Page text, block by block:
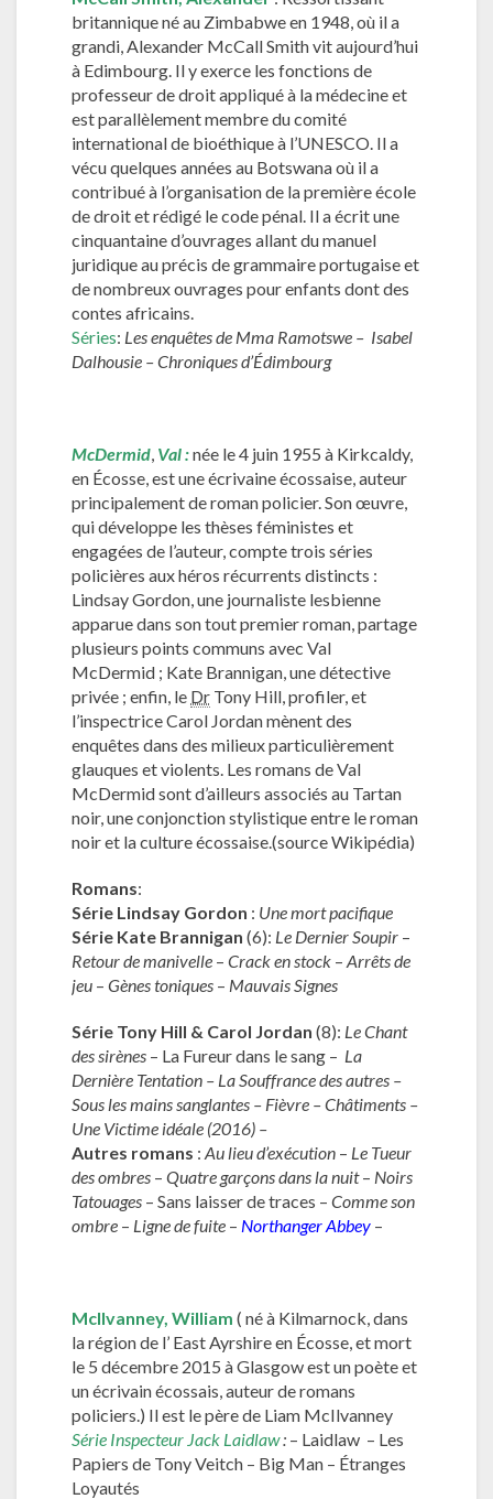
britannique né au Zimbabwe en 1948, où il a
grandi, Alexander McCall Smith vit aujourd’hui
à Edimbourg. Il y exerce les fonctions de
professeur de droit appliqué à la médecine et
est parallèlement membre du comité
international de bioéthique à l’UNESCO. Il a
vécu quelques années au Botswana où il a
contribué à l’organisation de la première école
de droit et rédigé le code pénal. Il a écrit une
cinquantaine d’ouvrages allant du manuel
juridique au précis de grammaire portugaise et
de nombreux ouvrages pour enfants dont des
contes africains.
Séries: Les enquêtes de Mma Ramotswe – Isabel
Dalhousie – Chroniques d’Édimbourg
McDermid Val :née le 4 juin 1955 à Kirkcaldy,
en Écosse, est une écrivaine écossaise, auteur
principalement de roman policier. Son œuvre,
qui développe les thèses féministes et
engagées de l’auteur, compte trois séries
policières aux héros récurrents distincts :
Lindsay Gordon, une journaliste lesbienne
apparue dans son tout premier roman, partage
plusieurs points communs avec Val
McDermid ; Kate Brannigan, une détective
privée ; enfin, le Dr Tony Hill, profiler, et
l’inspectrice Carol Jordan mènent des
enquêtes dans des milieux particulièrement
glauques et violents. Les romans de Val
McDermid sont d’ailleurs associés au Tartan
noir, une conjonction stylistique entre le roman
noir et la cultureécossaise.(source Wikipédia)
Romans:
Série Lindsay Gordon : Une mort pacifique
Série Kate Brannigan (6): Le Dernier Soupir –
Retour de manivelle – Crack en stock – Arrêts de
jeu – Gènes toniques – Mauvais Signes
Série Tony Hill & Carol Jordan (8): Le Chant
des sirènes – La Fureur dans le sang – La
Dernière Tentation – La Souffrance des autres –
Sous les mains sanglantes – Fièvre – Châtiments –
Une Victime idéale (2016) –
Autres romans : Au lieu d’exécution – Le Tueur
des ombres – Quatre garçons dans la nuit– Noirs
Tatouages – Sans laisser de traces – Comme son
ombre – Ligne de fuite – Northanger Abbey –
McIlvanney, William ( né à Kilmarnock, dans
la région de l’ East Ayrshire en Écosse, et mort
le 5 décembre 2015 à Glasgow est un poète et
un écrivain écossais, auteur de romans
policiers.) Il est le père de Liam McIlvanney
Série Inspecteur Jack Laidlaw: – Laidlaw – Les
Papiers de Tony Veitch – Big Man – Étranges
Loyautés